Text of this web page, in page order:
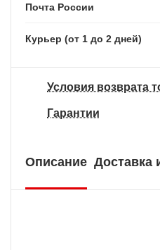
Почта России
Курьер (от 1 до 2 дней)
Условия возврата
Гарантии
Описание Доставка